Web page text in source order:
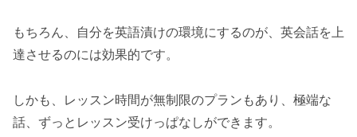
もちろん、自分を英語漬けの環境にするのが、英会話を上
達させるのには効果的です。
しかも、レッスン時間が無制限のプランもあり、極端な
話、ずっとレッスン受けっぱなしができます。